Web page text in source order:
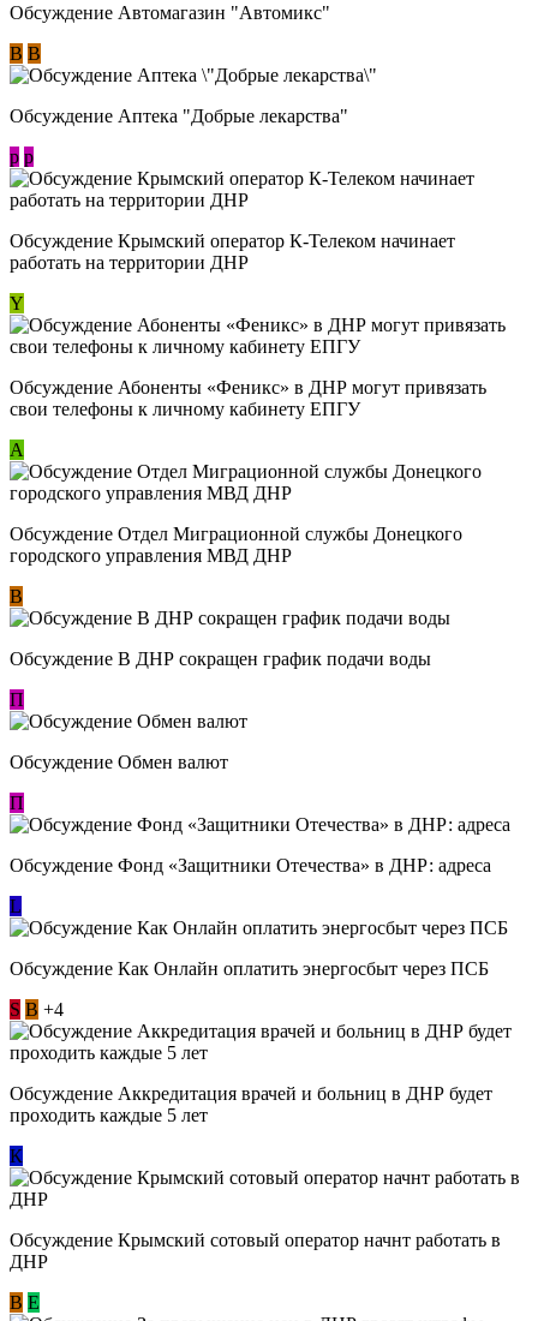
Обсуждение Автомагазин "Автомикс"
В В
Обсуждение Аптека "Добрые лекарства"
p p
Обсуждение Крымский оператор К-Телеком начинает
работать на территории ДНР
Y
Обсуждение ​Абоненты «Феникс» в ДНР могут привязать
свои телефоны к личному кабинету ЕПГУ
А
Обсуждение Отдел Миграционной службы Донецкого
городского управления МВД ДНР
В
Обсуждение В ДНР сокращен график подачи воды
П
Обсуждение Обмен валют
П
Обсуждение Фонд «Защитники Отечества» в ДНР: адреса
L
Обсуждение ​Как Онлайн оплатить энергосбыт через ПСБ
S В +4
Обсуждение Аккредитация врачей и больниц в ДНР будет
проходить каждые 5 лет
К
Обсуждение Крымский сотовый оператор начнт работать в
ДНР
В E